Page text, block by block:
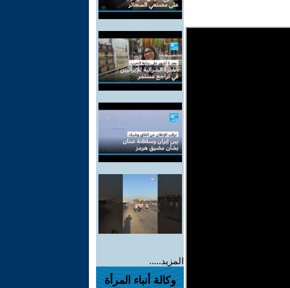
المزيد.....
وكالة أنباء المرأة